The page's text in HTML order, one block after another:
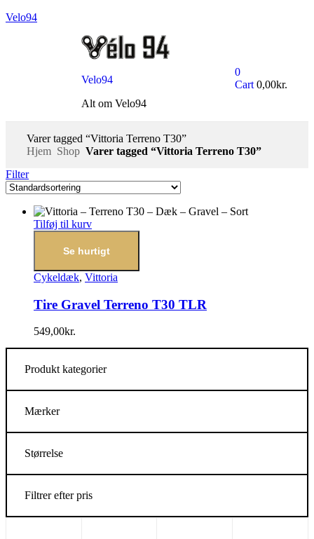
Velo94
Velo94
Alt om Velo94
0
Cart 0,00kr.
Varer tagged “Vittoria Terreno T30”
Hjem Shop Varer tagged “Vittoria Terreno T30”
Filter
Tilføj til kurv
Se hurtigt
Cykeldæk, Vittoria
Tire Gravel Terreno T30 TLR
549,00kr.
Produkt kategorier
Mærker
Størrelse
Filtrer efter pris